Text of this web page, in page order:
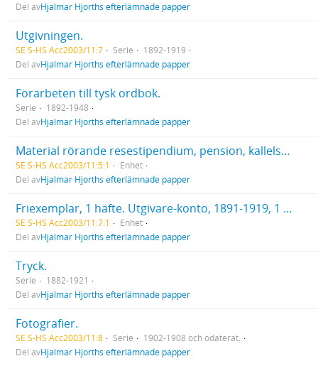
Del avHjalmar Hjorths efterlämnade papper
Utgivningen.
SE S-HS Acc2003/11:7 Serie
1892-1919
Del avHjalmar Hjorths efterlämnade papper
Förarbeten till tysk ordbok.
Serie
1892-1948
Del avHjalmar Hjorths efterlämnade papper
Material rörande resestipendium, pension, kallelser till medlem m.m. Förlagskontrakt 1891-1917. Testamente (del av) avskrift. Försäkringar. Skolbetyg för Margit Hjorth, Sigrid Hjorth, Ragnar Hjorth och Ingrid Hjorth.
SE S-HS Acc2003/11:5:1
Enhet
Del avHjalmar Hjorths efterlämnade papper
Friexemplar, 1 häfte. Utgivare-konto, 1891-1919, 1 vol. AB Svenska Bokförlaget: PM angående Hjalmar Hjorths arbeten m.m. Intyg om upplaga.
SE S-HS Acc2003/11:7:1
Enhet
Del avHjalmar Hjorths efterlämnade papper
Tryck.
Serie
1882-1921
Del avHjalmar Hjorths efterlämnade papper
Fotografier.
SE S-HS Acc2003/11:8 Serie
1902-1908 och odaterat.
Del avHjalmar Hjorths efterlämnade papper